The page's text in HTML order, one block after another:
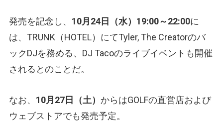
発売を記念し、 10月24日（水）19:00～22:00に
は、TRUNK（HOTEL）にてTyler, The Creatorのバ
ックDJを務める、DJ Tacoのライブイベントも開催
されるとのことだ。
なお、 10月27日（土） からはGOLFの直営店および
ウェブストアでも発売予定。